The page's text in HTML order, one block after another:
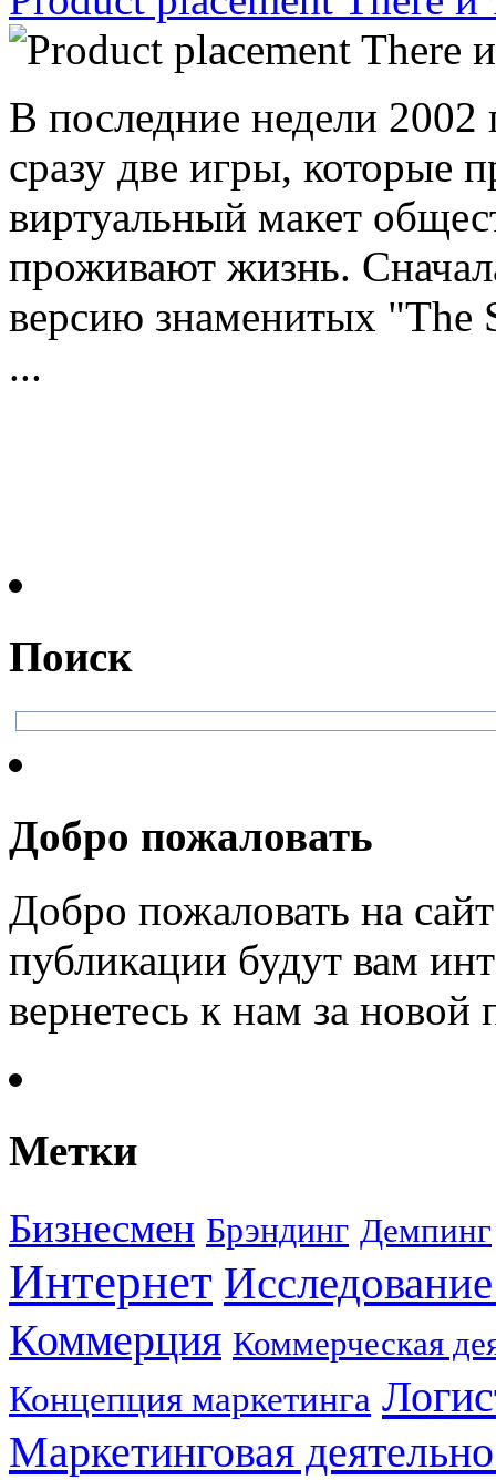
В последние недели 2002
сразу две игры, которые
виртуальный макет
проживают жизнь.
версию знаменитых "The
...
Поиск
Добро пожаловать
Добро пожаловать на
публикации будут вам
вернетесь к нам за
Метки
Бизнесмен Брэндинг Демпинг
Интернет
Коммерция Коммерческая
Концепция маркетинга
Маркетинговая